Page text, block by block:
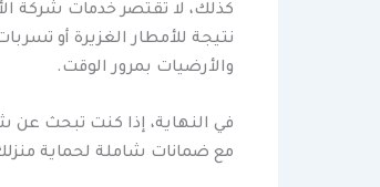
كذلك، لا تقتصر خدمات شركة
نتيجة للأمطار الغزيرة أو
والأرضيات بمرور الوقت.
في النهاية، إذا كنت تبحث عن
مع ضمانات شاملة لحماية